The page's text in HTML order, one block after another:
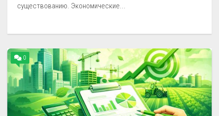
существованию. Экономические...
0